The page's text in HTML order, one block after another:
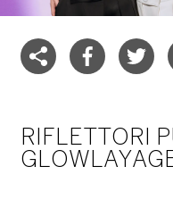
RIFLETTORI